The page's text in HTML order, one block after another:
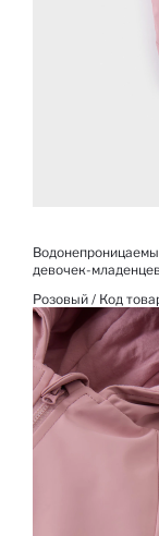
девочек-
Розовый / Код